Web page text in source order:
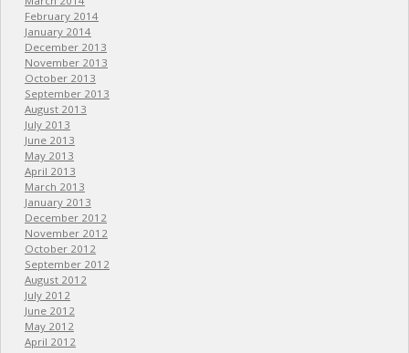
February 2014
January 2014
December 2013
November 2013
October 2013
September 2013
August 2013
July 2013
June 2013
May 2013
April 2013
March 2013
January 2013
December 2012
November 2012
October 2012
September 2012
August 2012
July 2012
June 2012
May 2012
April 2012